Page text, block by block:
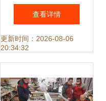
空调系统的协同设
计 节能与舒适的新
查看详情
更新时间：2026-08-06
20:34:32